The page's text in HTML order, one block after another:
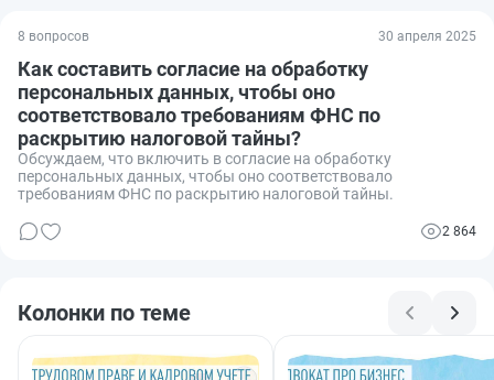
8 вопросов 30 апреля 2025
Как составить согласие на обработку
персональных данных, чтобы оно
соответствовало требованиям ФНС по
раскрытию налоговой тайны?
Обсуждаем, что включить в согласие на обработку
персональных данных, чтобы оно соответствовало
требованиям ФНС по раскрытию налоговой тайны.
2 864
Колонки по теме